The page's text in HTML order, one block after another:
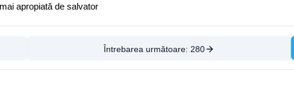
apropiată de salvator
Întrebarea următoare: 280